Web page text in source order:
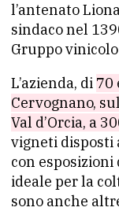
l’antenato
sindaco nel
Gruppo
L’azienda, di 70
Cervognano,
Val d’Orcia, a
vigneti disposti
con
ideale per la
sono anche